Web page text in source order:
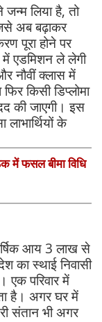
लिया है, तो
अब बढ़ाकर
पूरा होने पर
में एडमिशन ले लेगी
नौवीं क्लास में
किसी डिप्लोमा
की जाएगी। इस
के
में फसल बीमा विधि
आय 3 लाख से
का स्थाई निवासी
एक परिवार में
है। अगर घर में
संतान भी अगर